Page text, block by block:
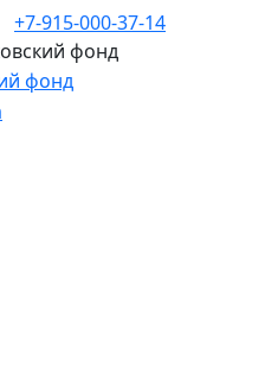
+7-915-000-37-14
фонд